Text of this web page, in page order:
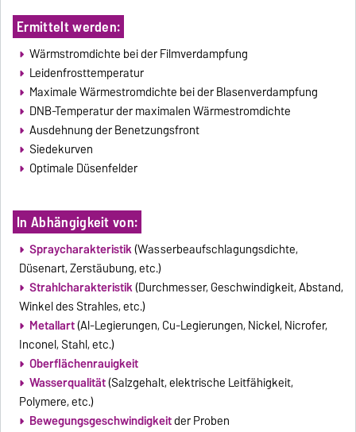
Ermittelt werden:
Wärmstromdichte bei der Filmverdampfung
Leidenfrosttemperatur
Maximale Wärmestromdichte bei der Blasenverdampfung
DNB-Temperatur der maximalen Wärmestromdichte
Ausdehnung der Benetzungsfront
Siedekurven
Optimale Düsenfelder
In Abhängigkeit von:
Spraycharakteristik(Wasserbeaufschlagungsdichte,
Düsenart, Zerstäubung, etc.)
Strahlcharakteristik(Durchmesser, Geschwindigkeit, Abstand,
Winkel des Strahles, etc.)
Metallart(Al-Legierungen, Cu-Legierungen, Nickel, Nicrofer,
Inconel, Stahl, etc.)
Oberflächenrauigkeit
Wasserqualität(Salzgehalt, elektrische Leitfähigkeit,
Polymere, etc.)
Bewegungsgeschwindigkeitder Proben